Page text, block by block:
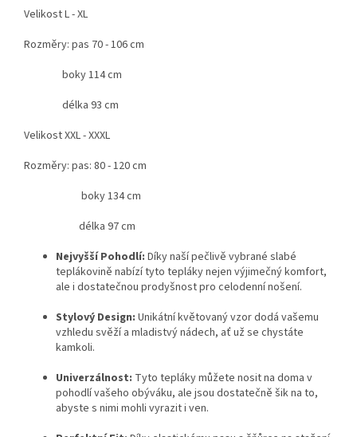
Velikost L - XL
Rozměry: pas 70 - 106 cm
boky 114 cm
délka 93 cm
Velikost XXL - XXXL
Rozměry: pas: 80 - 120 cm
boky 134 cm
délka 97 cm
Nejvyšší Pohodlí: Díky naší pečlivě vybrané slabé
teplákovině nabízí tyto tepláky nejen výjimečný komfort,
ale i dostatečnou prodyšnost pro celodenní nošení.
Stylový Design: Unikátní květovaný vzor dodá vašemu
vzhledu svěží a mladistvý nádech, ať už se chystáte
kamkoli.
Univerzálnost: Tyto tepláky můžete nosit na doma v
pohodlí vašeho obýváku, ale jsou dostatečně šik na to,
abyste s nimi mohli vyrazit i ven.